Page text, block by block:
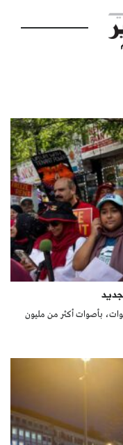
بـ50.4 بالمئة من الأصوات، بأصوات أكثر من مليون